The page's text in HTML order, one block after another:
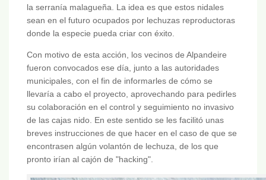
la serranía malagueña. La idea es que estos nidales
sean en el futuro ocupados por lechuzas reproductoras
donde la especie pueda criar con éxito.
Con motivo de esta acción, los vecinos de Alpandeire
fueron convocados ese día, junto a las autoridades
municipales, con el fin de informarles de cómo se
llevaría a cabo el proyecto, aprovechando para pedirles
su colaboración en el control y seguimiento no invasivo
de las cajas nido. En este sentido se les facilitó unas
breves instrucciones de que hacer en el caso de que se
encontrasen algún volantón de lechuza, de los que
pronto irían al cajón de "hacking".